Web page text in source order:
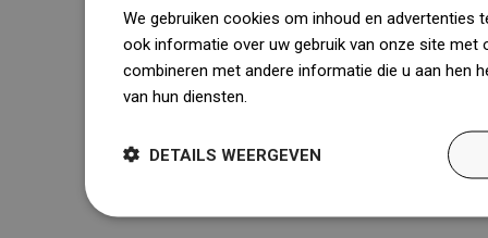
We gebruiken cookies om inhoud en advertenties
ook informatie over uw gebruik van onze site met
combineren met andere informatie die u aan hen
van hun diensten.
DETAILS WEERGEVEN